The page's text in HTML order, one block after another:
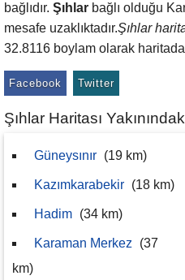
bağlıdır. Şıhlar bağlı olduğu
mesafe uzaklıktadır.Şıhlar
32.8116 boylam olarak
Facebook Twitter
Şıhlar Haritası
Güneysınır (19 km)
Kazımkarabekir (18 km)
Hadim (34 km)
Karaman Merkez
(37
km)